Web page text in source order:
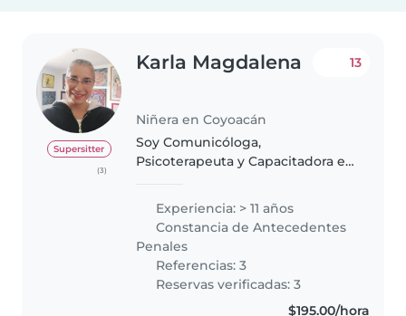
Supersitter
(3)
Karla Magdalena
Niñera en Coyoacán
13
Soy Comunicóloga,
Psicoterapeuta y Capacitadora en
lo que sin lugar a dudas contarás
con alguien muy profesional,
responsable y honesta. Me gusta
hacer..
Experiencia: > 11 años
Constancia de Antecedentes
Penales
Referencias: 3
Reservas verificadas: 3
$195.00/hora